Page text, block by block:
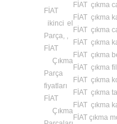
FİAT
ikinci el
Parça, ,
FİAT
Çıkma
Parça
fiyatları
FİAT
Çıkma
FİAT çıkma
FİAT çıkma
FİAT çıkma
FİAT çıkma
FİAT çıkma
FİAT çıkma
FİAT çıkma
FİAT çıkma
FİAT çıkma
FİAT çıkma